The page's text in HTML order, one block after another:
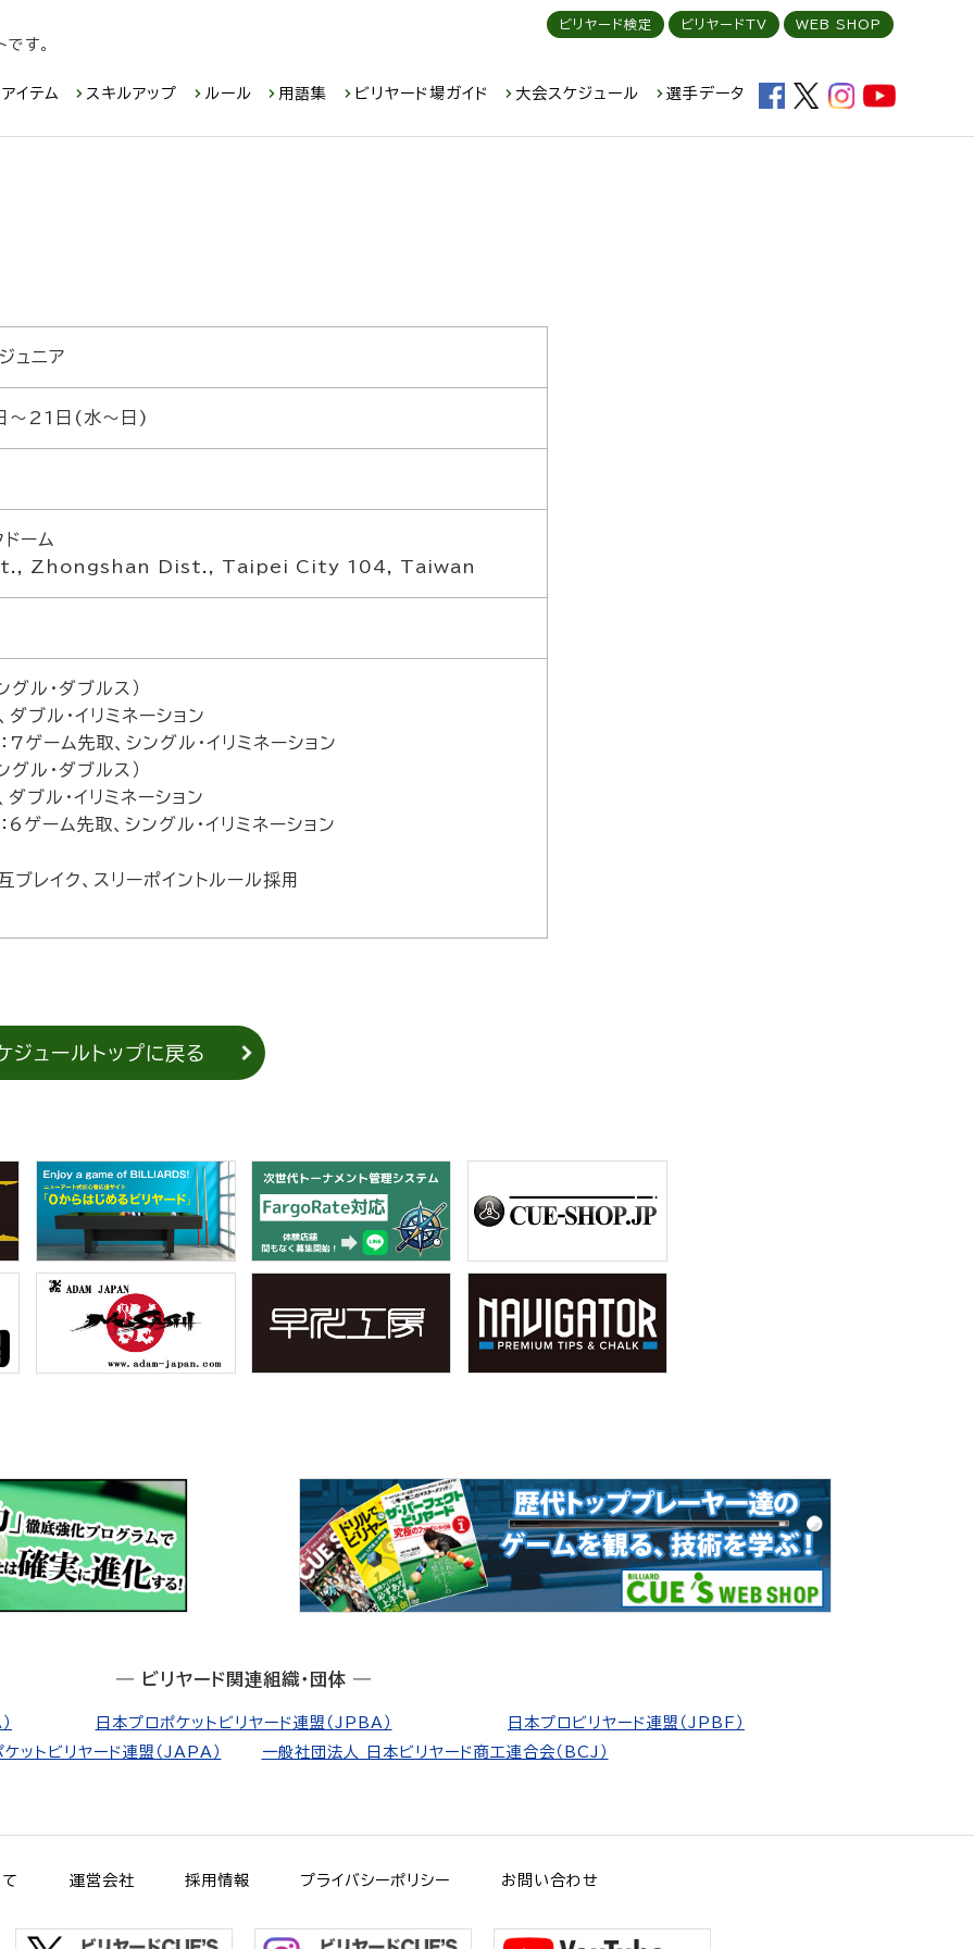
す。
イテム スキルアップ ルール 用語集 ビリヤード場ガイド 大会スケジュール 選手データ
ビリヤード検定 ビリヤードTV WEB SHOP
ュニア
～21日(水～日)
ーム
Zhongshan Dist., Taipei City 104, Taiwan
ル・ダブルス）
ブル・イリミネーション
7ゲーム先取、シングル・イリミネーション
ル・ダブルス）
ブル・イリミネーション
6ゲーム先取、シングル・イリミネーション
レイク、スリーポイントルール採用
ジュールトップに戻る
― ビリヤード関連組織・団体 ―
日本プロポケットビリヤード連盟（JPBA）
日本プロビリヤード連盟（JPBF）
ットビリヤード連盟（JAPA）
一般社団法人 日本ビリヤード商工連合会（BCJ）
運営会社 採用情報 プライバシーポリシー お問い合わせ